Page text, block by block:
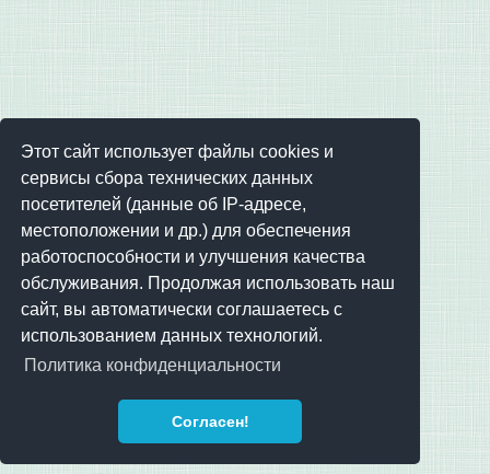
Этот сайт использует файлы cookies и
сервисы сбора технических данных
посетителей (данные об IP-адресе,
местоположении и др.) для обеспечения
работоспособности и улучшения качества
обслуживания. Продолжая использовать наш
сайт, вы автоматически соглашаетесь с
использованием данных технологий.
Политика конфиденциальности
Согласен!